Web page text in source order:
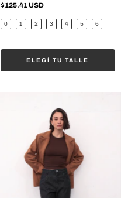
$125.41 USD
0 1 2 3 4 5 6
ELEGÍ TU TALLE